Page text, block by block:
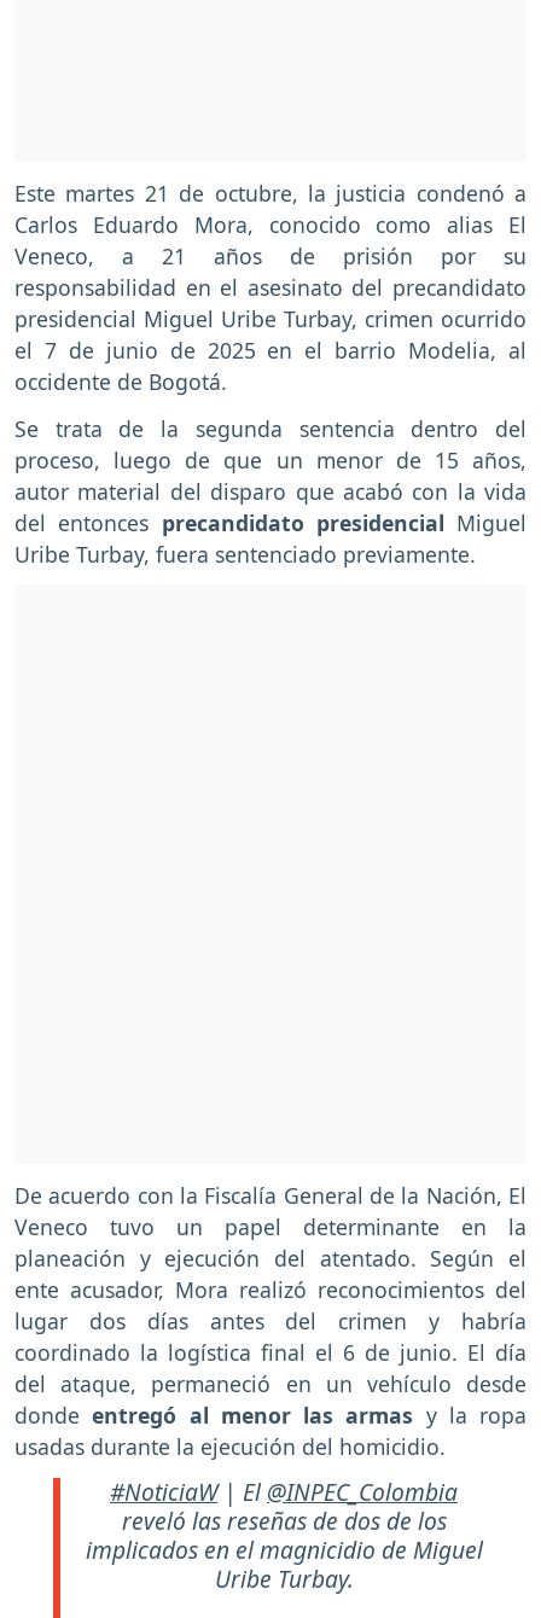
Este martes 21 de octubre, la justicia condenó a
Carlos Eduardo Mora, conocido como alias El
Veneco, a 21 años de prisión por su
responsabilidad en el asesinato del precandidato
presidencial Miguel Uribe Turbay, crimen ocurrido
el 7 de junio de 2025 en el barrio Modelia, al
occidente de Bogotá.
Se trata de la segunda sentencia dentro del
proceso, luego de que un menor de 15 años,
autor material del disparo que acabó con la vida
del entonces precandidato presidencial Miguel
Uribe Turbay, fuera sentenciado previamente.
De acuerdo con la Fiscalía General de la Nación, El
Veneco tuvo un papel determinante en la
planeación y ejecución del atentado. Según el
ente acusador, Mora realizó reconocimientos del
lugar dos días antes del crimen y habría
coordinado la logística final el 6 de junio. El día
del ataque, permaneció en un vehículo desde
donde entregó al menor las armas y la ropa
usadas durante la ejecución del homicidio.
#NoticiaW| El@INPEC_Colombia
reveló las reseñas de dos de los
implicados en el magnicidio de Miguel
Uribe Turbay.